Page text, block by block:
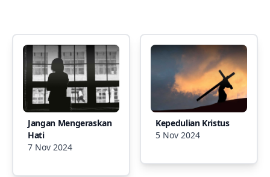
Jangan Mengeraskan
Hati
7 Nov 2024
Kepedulian Kristus
5 Nov 2024